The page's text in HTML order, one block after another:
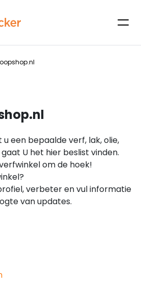
een bepaalde verf, lak, olie,
U het hier beslist vinden.
om de hoek!
verbeter en vul informatie
van updates.